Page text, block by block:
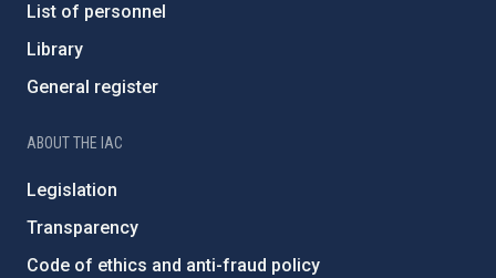
List of personnel
Library
General register
ABOUT THE IAC
Legislation
Transparency
Code of ethics and anti-fraud policy